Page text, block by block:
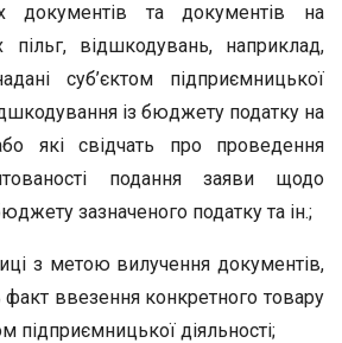
документів та документів на
відшкодувань, наприклад,
суб’єктом підприємницької
із бюджету податку на
які свідчать про проведення
подання заяви щодо
зазначеного податку та ін.;
з метою вилучення документів,
ввезення конкретного товару
підприємницької діяльності;